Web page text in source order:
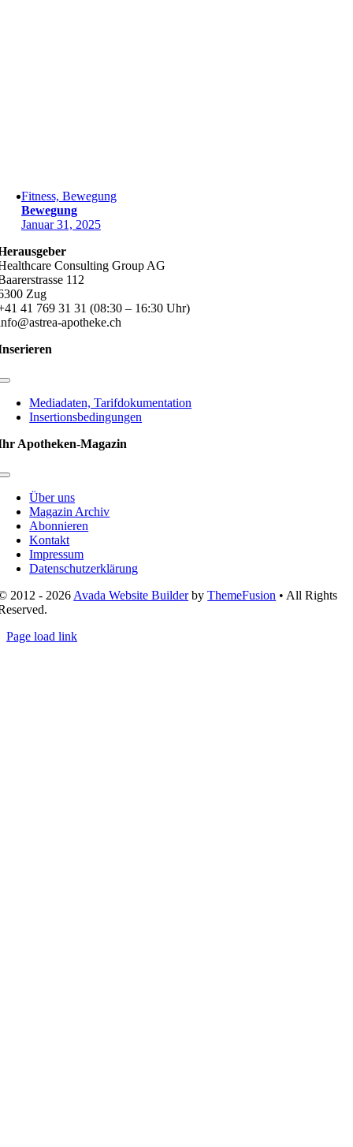
Fitness, Bewegung
Bewegung
Januar 31, 2025
Consulting Group AG
112
Zug
41 769 31 31 (08:30 – 16:30 Uhr)
apotheke.ch
Toggle
NavigationMediadaten, Tarifdokumentation
Insertionsbedingungen
Apotheken-Magazin
Toggle
NavigationÜber uns
Magazin Archiv
Abonnieren
Kontakt
Impressum
Datenschutzerklärung
2012 - 2026 Avada Website BuilderbyThemeFusion • All Rights
Page load link